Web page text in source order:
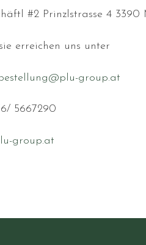
#2 Prinzlstrasse 4 3390
erreichen uns unter
bestellung@plu-group.at
5667290
group.at